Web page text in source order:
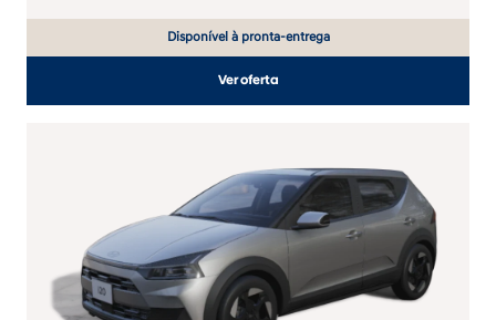
Disponível à pronta-entrega
Ver oferta